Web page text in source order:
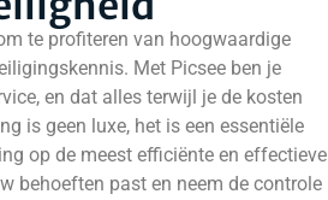
te profiteren van hoogwaardige
Met Picsee ben je
en dat alles terwijl je de kosten
is geen luxe, het is een essentiële
op de meest efficiënte en effectieve
behoeften past en neem de controle